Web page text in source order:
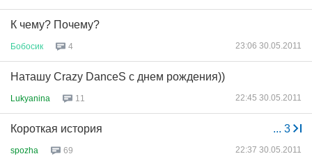
К чему? Почему?
Бобосик 4 23:06 30.05.2011
Наташу Crazy DanceS с днем рождения))
Lukyanina 11 22:45 30.05.2011
... 3
Короткая история
spozha 69 22:37 30.05.2011